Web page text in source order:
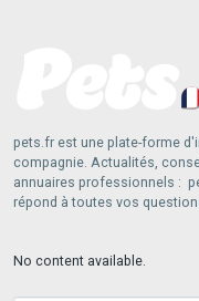
pets.fr est une plate-forme
compagnie. Actualités,
annuaires professionnels :
répond à toutes vos
No content available.